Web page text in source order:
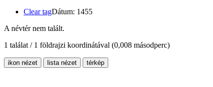
Clear tagDátum: 1455
A névtér nem talált.
1 találat / 1 földrajzi koordinátával (0,008 másodperc)
ikon nézet lista nézet térkép